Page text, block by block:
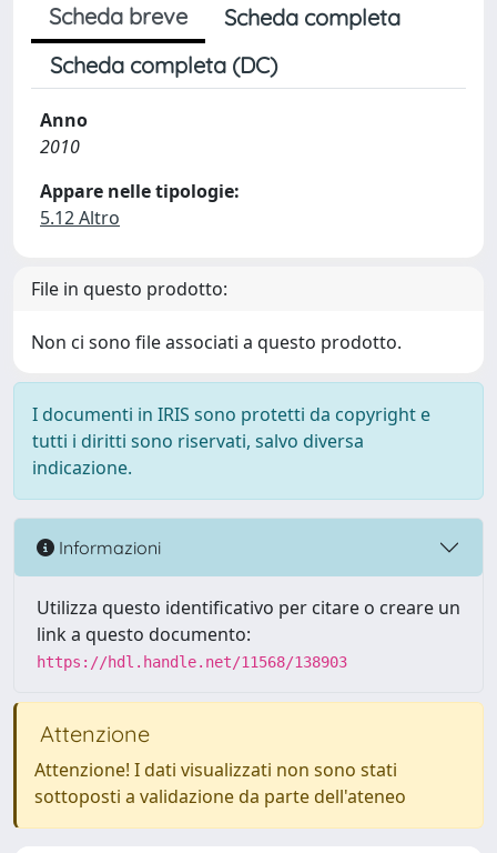
Scheda breve
Scheda completa
Scheda completa (DC)
Anno
2010
Appare nelle tipologie:
5.12 Altro
File in questo prodotto:
Non ci sono file associati a questo prodotto.
I documenti in IRIS sono protetti da copyright e
tutti i diritti sono riservati, salvo diversa
indicazione.
Informazioni
Utilizza questo identificativo per citare o creare un
link a questo documento:
https://hdl.handle.net/11568/138903
Attenzione
Attenzione! I dati visualizzati non sono stati
sottoposti a validazione da parte dell'ateneo